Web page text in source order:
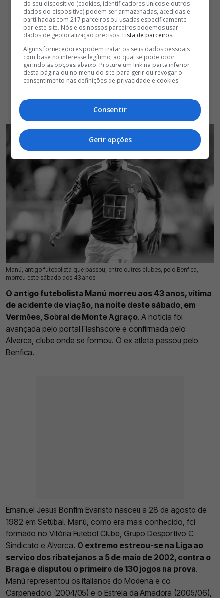
Manú, antigo futebolista que passou, entre outros clubes, pelo Benfica,
morreu este sábado aos 43 anos
12 Jul 2026 | 11:20 | 0
O antigo futebolista Manú morreu aos 43 anos, vítima
de acidente de viação, na noite deste sábado, em
Vermões, Sobral de Monte Agraço. A notícia foi
avançada pelo portal Flashscore e confirmada pelo
Alverca, clube onde se formou. O ex atleta passou pelo
Benfica.
Emanuel Jesus Bonfim Evaristo nasceu a 28 de agosto de
1982 em Setúbal. Manú, como era mais conhecido, foi
formado no Vitória Futebol Clube, Grupo Desportivo O
Sindicato e Alverca. O extremo estreou-se na Liga ao
serviço dos ribatejanos a 5 de maio de 2002, contra o
Braga e disputou o primeiro de 130 jogos na prova.
Manú representou os italianos do Modena e do
Carpenedolo (2004/05) e o Estrela da Amadora (2005/06),
do seu dispositivo (cookies, identificadores únicos e outros
dados do dispositivo) podem ser armazenadas, acedidas e
partilhadas com 217 parceiros ou usadas especificamente
por este site. Nós e os nossos parceiros podemos usar
dados de geolocalização precisos. Lista de parceiros.
Alguns fornecedores podem tratar os seus dados pessoais
com base no interesse legítimo, ao qual se pode opor
gerindo as opções abaixo. Procure um link na parte inferior
desta página ou no menu do site para gerir ou revogar o
consentimento nas definições de privacidade e cookies.
Consentir
Gerir opções